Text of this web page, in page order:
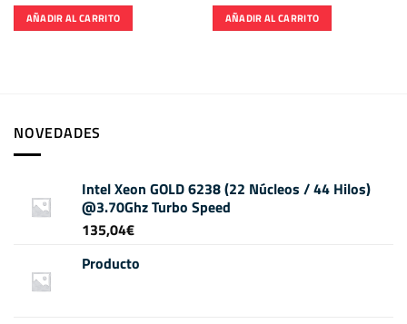
AÑADIR AL CARRITO AÑADIR AL CARRITO
NOVEDADES
Intel Xeon GOLD 6238 (22 Núcleos / 44 Hilos)
@3.70Ghz Turbo Speed
135,04€
Producto